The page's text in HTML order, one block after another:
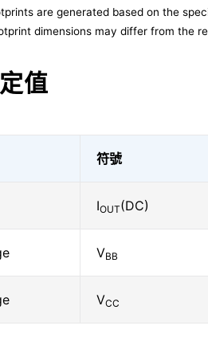
are generated based on the
dimensions may differ from the
值
符號
IOUT(DC)
VBB
VCC